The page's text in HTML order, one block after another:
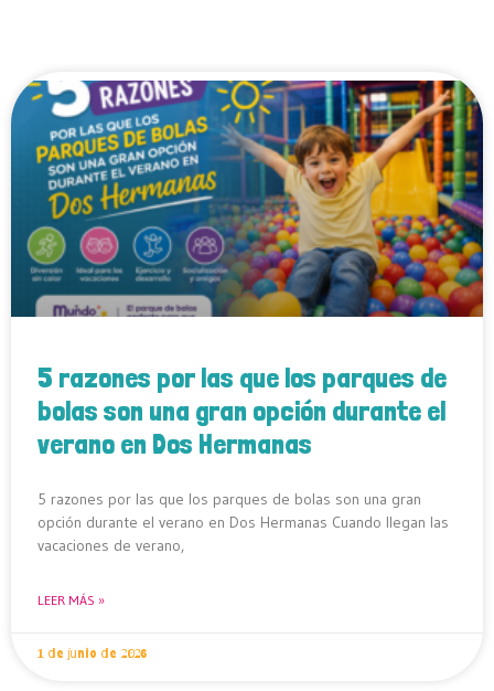
5 razones por las que los parques de
bolas son una gran opción durante el
verano en Dos Hermanas
5 razones por las que los parques de bolas son una gran
opción durante el verano en Dos Hermanas Cuando llegan las
vacaciones de verano,
LEER MÁS »
1 de junio de 2026